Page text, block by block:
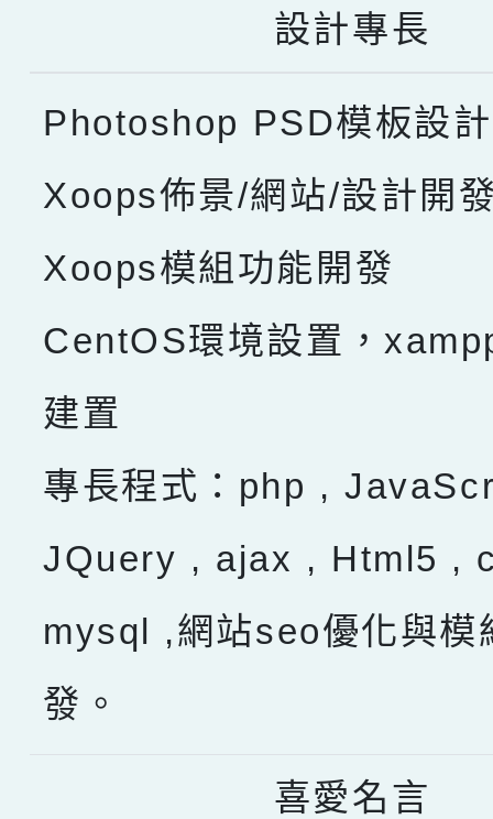
設計專長
Photoshop PSD模板設計
Xoops佈景/網站/設計開
Xoops模組功能開發
CentOS環境設置，
建置
專長程式：php ,
JQuery , ajax , Html5 ,
mysql ,網站seo優化與模
發。
喜愛名言